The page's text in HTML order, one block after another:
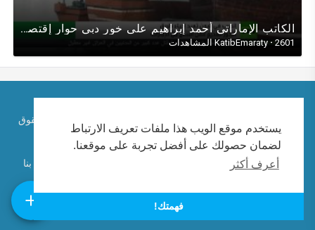
يستخدم موقع الويب هذا ملفات تعريف الارتباط
لضمان حصولك على أفضل تجربة على موقعنا.
أعرف أكثر
فهمتك!
الكاتب اﻹماراتي أحمد إبراهيم على خور دبي حوار إقتصادي عن مستقبل الملاحة البحرية بين اﻹمارات واليمن
KatibEmaraty · 2601 المشاهدات
حقوق الطبع والنشر © 2026 الكاتب الإماراتي احمد ابراهيم. كل الحقوق
محفوظة.
تعليمات الاستخدام
اتصل بنا